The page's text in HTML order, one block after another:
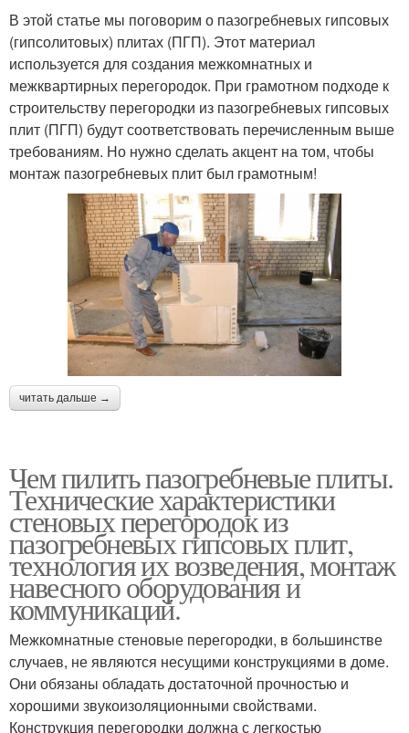
В этой статье мы поговорим о пазогребневых гипсовых
(гипсолитовых) плитах (ПГП). Этот материал
используется для создания межкомнатных и
межквартирных перегородок. При грамотном подходе к
строительству перегородки из пазогребневых гипсовых
плит (ПГП) будут соответствовать перечисленным выше
требованиям. Но нужно сделать акцент на том, чтобы
монтаж пазогребневых плит был грамотным!
читать дальше →
Чем пилить пазогребневые плиты.
Технические характеристики
стеновых перегородок из
пазогребневых гипсовых плит,
технология их возведения, монтаж
навесного оборудования и
коммуникаций.
Межкомнатные стеновые перегородки, в большинстве
случаев, не являются несущими конструкциями в доме.
Они обязаны обладать достаточной прочностью и
хорошими звукоизоляционными свойствами.
Конструкция перегородки должна с легкостью